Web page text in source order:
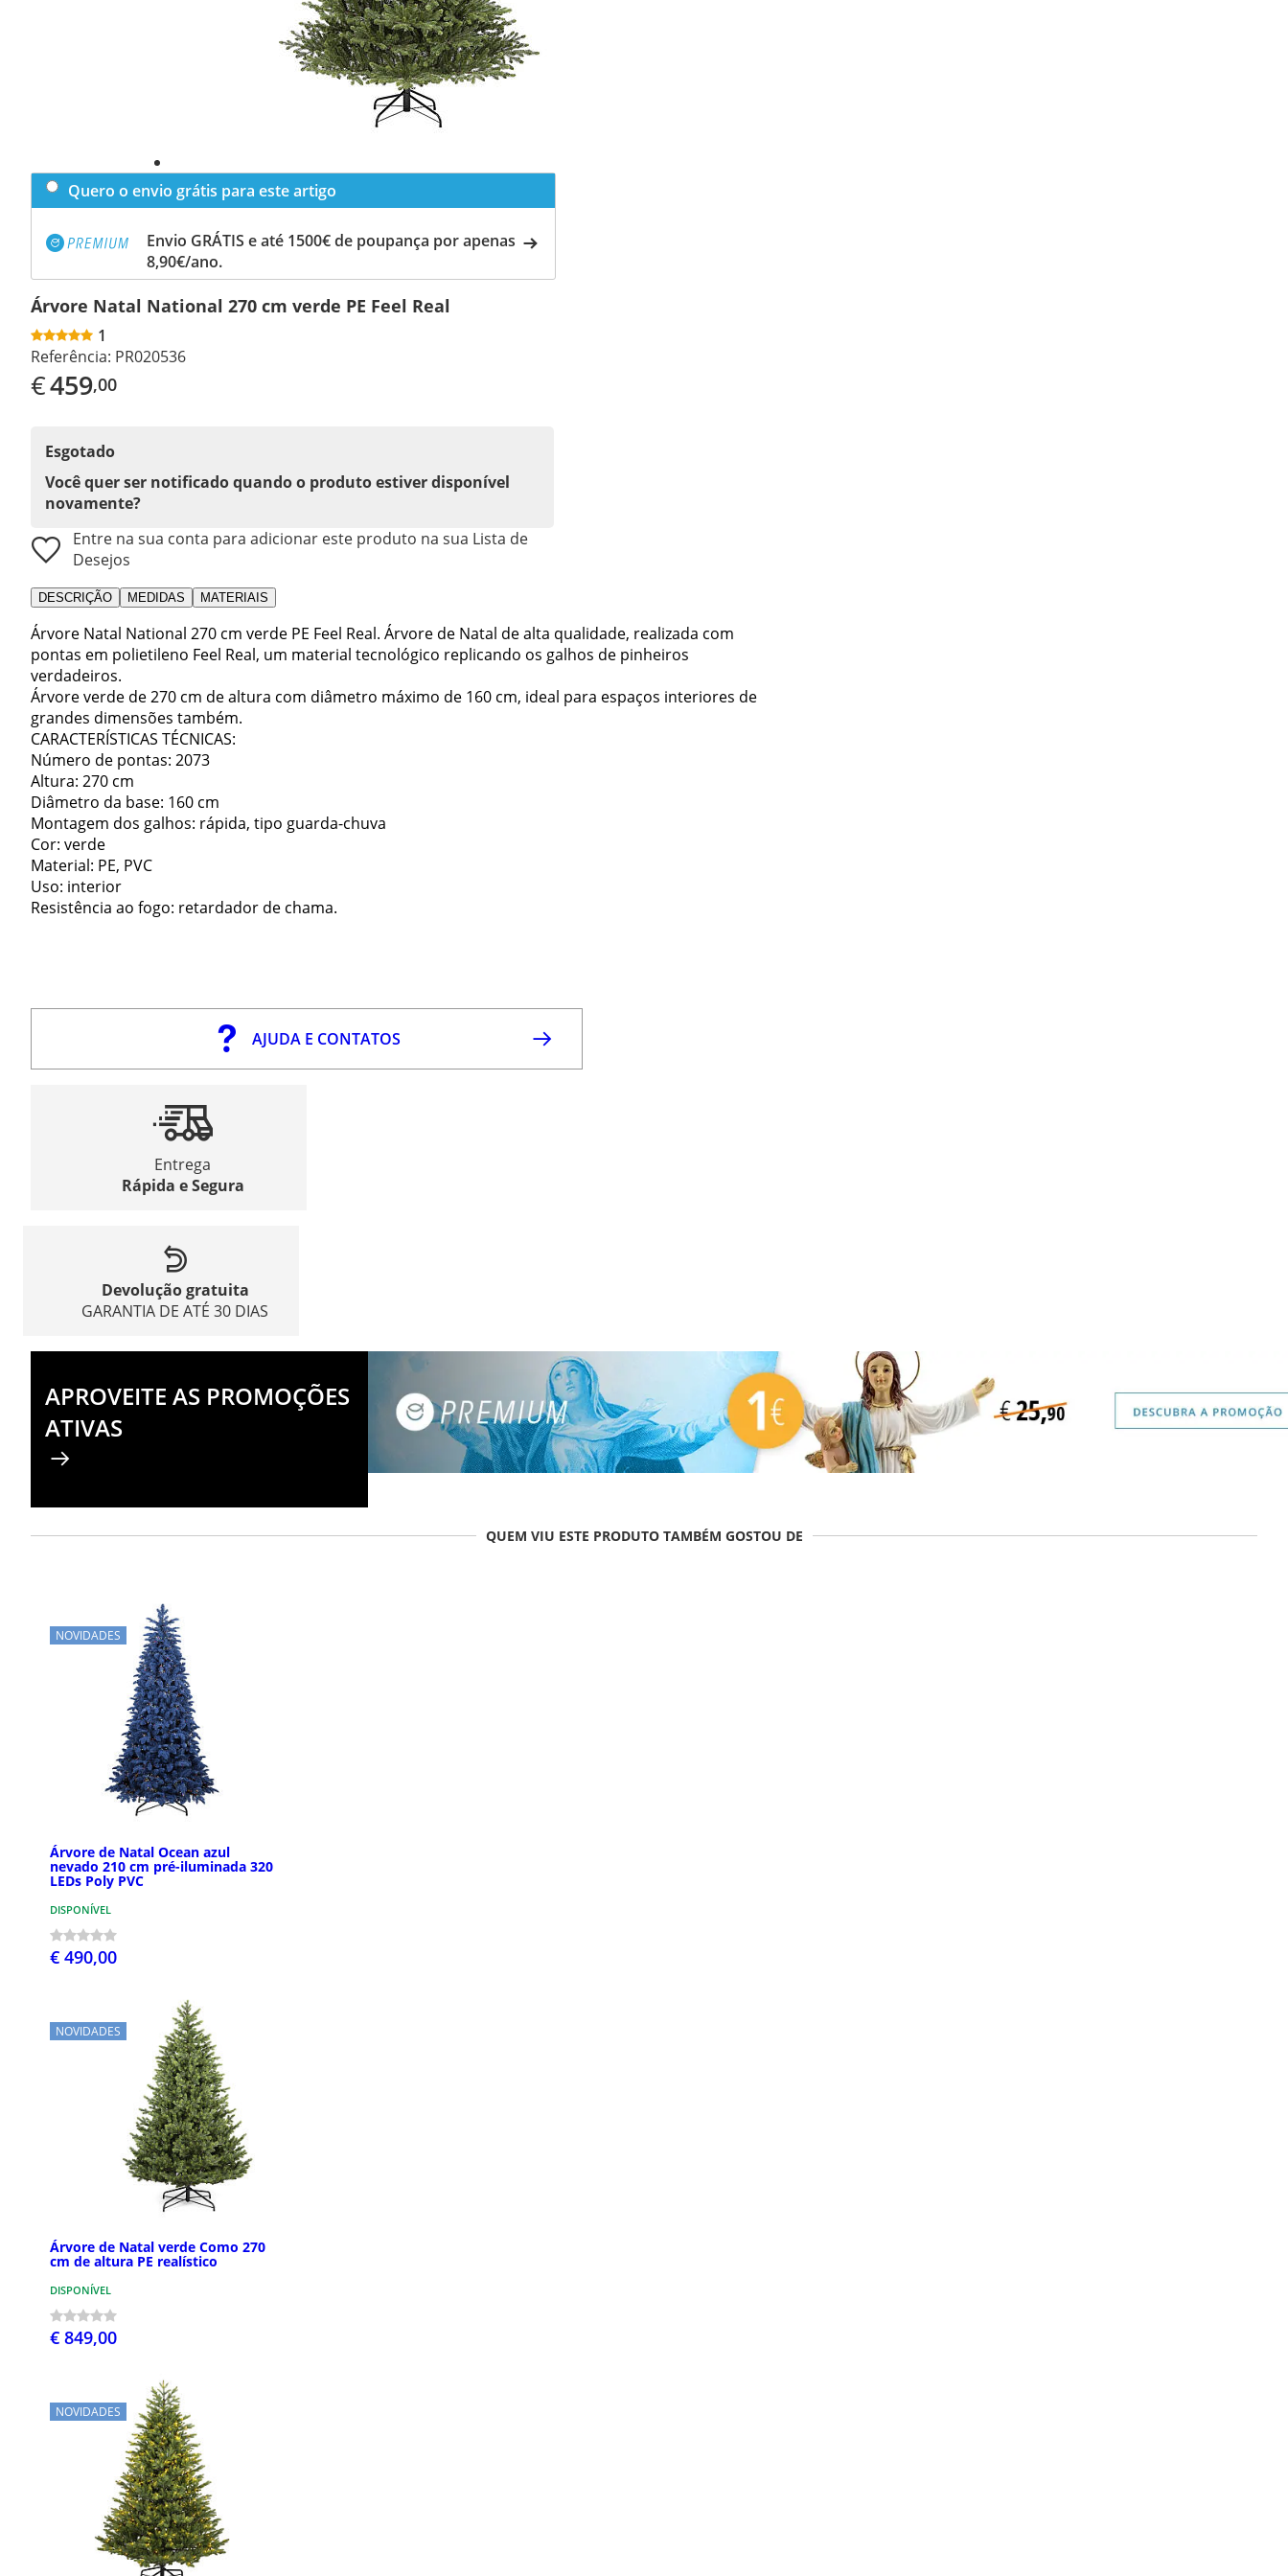
Quero o envio grátis para este artigo
Envio GRÁTIS e até 1500€ de poupança por apenas
8,90€/ano.
Árvore Natal National 270 cm verde PE Feel Real
1
Referência: PR020536
€459,00
Esgotado
Você quer ser notificado quando o produto estiver disponível
novamente?
Entre na sua conta para adicionar este produto na sua Lista de
Desejos
DESCRIÇÃO MEDIDAS MATERIAIS
Árvore Natal National 270 cm verde PE Feel Real. Árvore de Natal de alta qualidade, realizada com
pontas em polietileno Feel Real, um material tecnológico replicando os galhos de pinheiros
verdadeiros.
Árvore verde de 270 cm de altura com diâmetro máximo de 160 cm, ideal para espaços interiores de
grandes dimensões também.
CARACTERÍSTICAS TÉCNICAS:
Número de pontas: 2073
Altura: 270 cm
Diâmetro da base: 160 cm
Montagem dos galhos: rápida, tipo guarda-chuva
Cor: verde
Material: PE, PVC
Uso: interior
Resistência ao fogo: retardador de chama.
AJUDA E CONTATOS
Entrega
Rápida e Segura
Devolução gratuita
GARANTIA DE ATÉ 30 DIAS
APROVEITE AS PROMOÇÕES
ATIVAS
QUEM VIU ESTE PRODUTO TAMBÉM GOSTOU DE
NOVIDADES
Árvore de Natal Ocean azul
nevado 210 cm pré-iluminada 320
LEDs Poly PVC
DISPONÍVEL
€ 490,00
NOVIDADES
Árvore de Natal verde Como 270
cm de altura PE realístico
DISPONÍVEL
€ 849,00
NOVIDADES